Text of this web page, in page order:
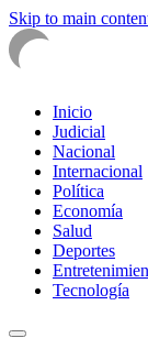
Skip to main
Inicio
Judicial
Nacional
Internacional
Política
Economía
Salud
Deportes
Tecnología